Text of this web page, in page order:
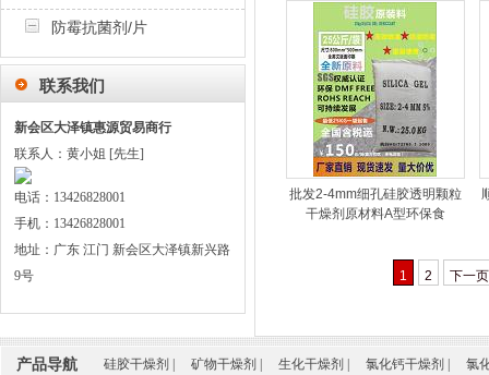
防霉抗菌剂/片
联系我们
新会区大泽镇惠源贸易商行
联系人：黄小姐 [先生]
电话：13426828001
手机：13426828001
地址：广东 江门 新会区大泽镇新兴路
9号
批发2-4mm细孔硅胶透明颗粒
干燥剂原材料A型环保食
1 2 下一页
产品导航 硅胶干燥剂 矿物干燥剂 生化干燥剂 氯化钙干燥剂 氯